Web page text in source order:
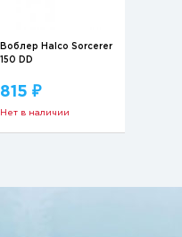
Воблер Halco Sorcerer
150 DD
815 ₽
Нет в наличии